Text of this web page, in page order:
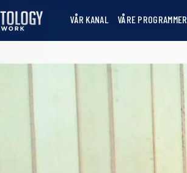
VÅR KANAL VÅRE PROGRAMMER